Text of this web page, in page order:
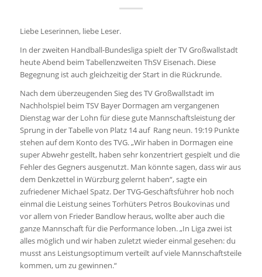
Liebe Leserinnen, liebe Leser.
In der zweiten Handball-Bundesliga spielt der TV Großwallstadt
heute Abend beim Tabellenzweiten ThSV Eisenach. Diese
Begegnung ist auch gleichzeitig der Start in die Rückrunde.
Nach dem überzeugenden Sieg des TV Großwallstadt im
Nachholspiel beim TSV Bayer Dormagen am vergangenen
Dienstag war der Lohn für diese gute Mannschaftsleistung der
Sprung in der Tabelle von Platz 14 auf Rang neun. 19:19 Punkte
stehen auf dem Konto des TVG. „Wir haben in Dormagen eine
super Abwehr gestellt, haben sehr konzentriert gespielt und die
Fehler des Gegners ausgenutzt. Man könnte sagen, dass wir aus
dem Denkzettel in Würzburg gelernt haben“, sagte ein
zufriedener Michael Spatz. Der TVG-Geschäftsführer hob noch
einmal die Leistung seines Torhüters Petros Boukovinas und
vor allem von Frieder Bandlow heraus, wollte aber auch die
ganze Mannschaft für die Performance loben. „In Liga zwei ist
alles möglich und wir haben zuletzt wieder einmal gesehen: du
musst ans Leistungsoptimum verteilt auf viele Mannschaftsteile
kommen, um zu gewinnen.“